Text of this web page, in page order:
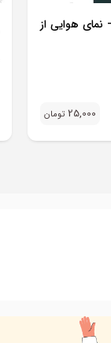
نمای هوایی از
25,000 تومان